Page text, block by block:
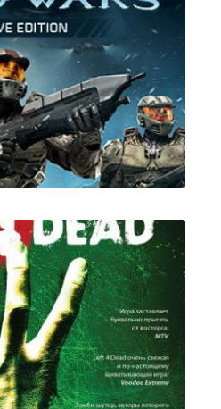
Trigger
Edition